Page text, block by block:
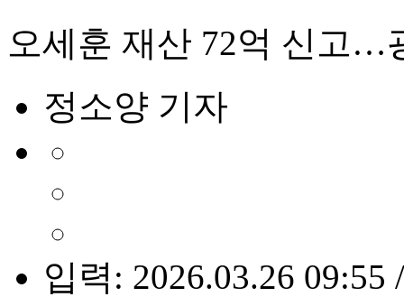
오세훈 재산 72억 신고…
정소양 기자
입력: 2026.03.26 09:55